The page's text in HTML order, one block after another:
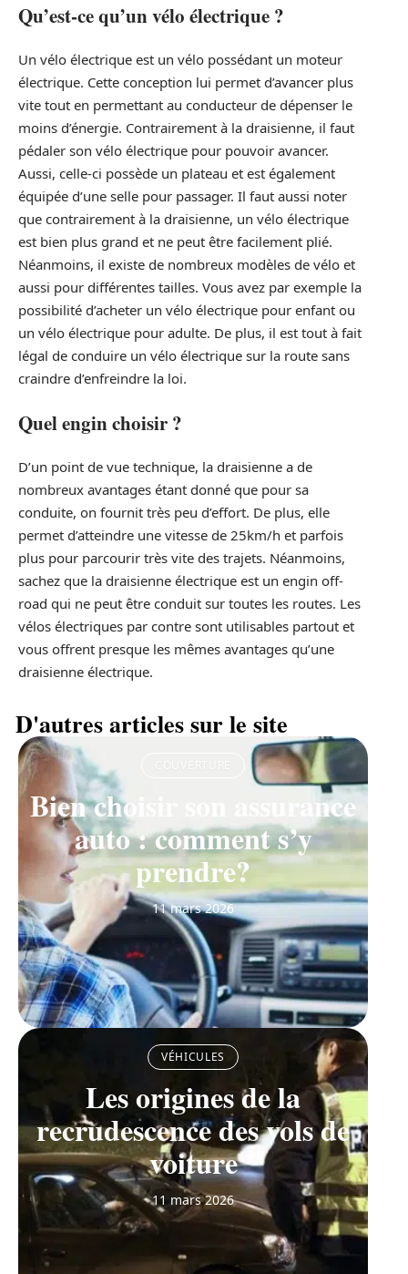
Qu’est-ce qu’un vélo électrique ?
Un vélo électrique est un vélo possédant un moteur
électrique. Cette conception lui permet d’avancer plus
vite tout en permettant au conducteur de dépenser le
moins d’énergie. Contrairement à la draisienne, il faut
pédaler son vélo électrique pour pouvoir avancer.
Aussi, celle-ci possède un plateau et est également
équipée d’une selle pour passager. Il faut aussi noter
que contrairement à la draisienne, un vélo électrique
est bien plus grand et ne peut être facilement plié.
Néanmoins, il existe de nombreux modèles de vélo et
aussi pour différentes tailles. Vous avez par exemple la
possibilité d’acheter un vélo électrique pour enfant ou
un vélo électrique pour adulte. De plus, il est tout à fait
légal de conduire un vélo électrique sur la route sans
craindre d’enfreindre la loi.
Quel engin choisir ?
D’un point de vue technique, la draisienne a de
nombreux avantages étant donné que pour sa
conduite, on fournit très peu d’effort. De plus, elle
permet d’atteindre une vitesse de 25km/h et parfois
plus pour parcourir très vite des trajets. Néanmoins,
sachez que la draisienne électrique est un engin off-
road qui ne peut être conduit sur toutes les routes. Les
vélos électriques par contre sont utilisables partout et
vous offrent presque les mêmes avantages qu’une
draisienne électrique.
D'autres articles sur le site
Bien choisir son assurance
auto : comment s’y
prendre?
11 mars 2026
VÉHICULES
Les origines de la
recrudescence des vols de
voiture
11 mars 2026